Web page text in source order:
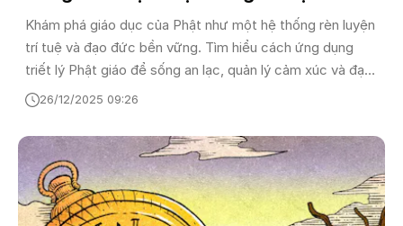
Tỉnh Thức
Khám phá giáo dục của Phật như một hệ thống rèn luyện
trí tuệ và đạo đức bền vững. Tìm hiểu cách ứng dụng
triết lý Phật giáo để sống an lạc, quản lý cảm xúc và đạt
được sự tỉnh thức giữa thế giới hiện đại.
26/12/2025 09:26